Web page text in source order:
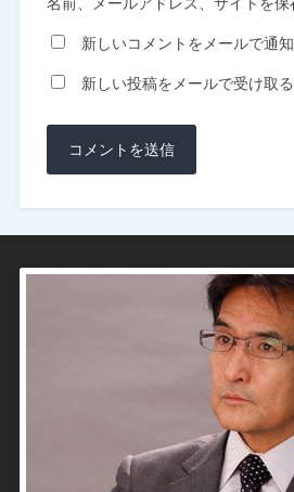
新しいコメントをメールで通知
新しい投稿をメールで受け取る